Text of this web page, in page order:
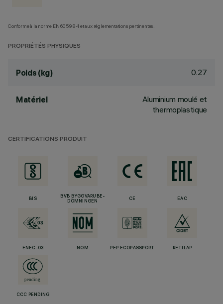
Conforme à la norme EN60598-1 et aux réglementations pertinentes.
PROPRIÉTÉS PHYSIQUES
Poids (kg) 0.27
Matériel
Aluminium moulé et
thermoplastique
CERTIFICATIONS PRODUIT
BIS
BVB BYGGVARUBE-
DÖMNINGEN
CE EAC
ENEC-03 NOM PEP ECOPASSPORT RETILAP
CCC PENDING